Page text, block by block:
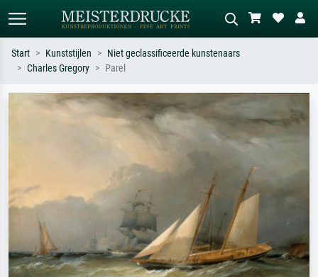
Zoek op kunstenaar, titel of stijl – bijv.
Monet, Sterrennacht, impressionisme,
Beschrijf de scène – bijv. groene
weide, abstract met veel rood, donker
olieverfschilderij, staand naakt naast
een boom.
Start Kunststijlen
Niet geclassificeerde kunstenaars
Charles Gregory
Parel